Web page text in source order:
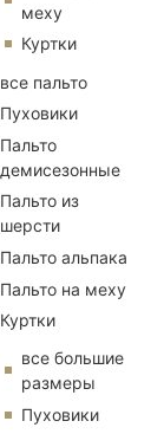
меху
Куртки
все пальто
Пуховики
Пальто
демисезонные
Пальто из
шерсти
Пальто альпака
Пальто на меху
Куртки
все большие
размеры
Пуховики